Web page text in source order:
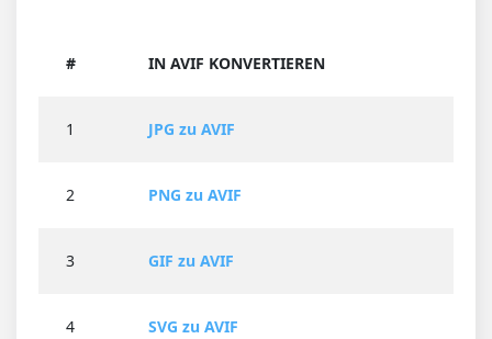
# IN AVIF KONVERTIEREN
1 JPG zu AVIF
2 PNG zu AVIF
3 GIF zu AVIF
4 SVG zu AVIF